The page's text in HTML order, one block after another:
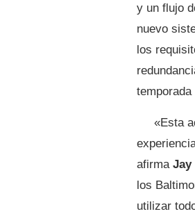
y un flujo
nuevo
los
«Esta
afirma Jay
los
utilizar